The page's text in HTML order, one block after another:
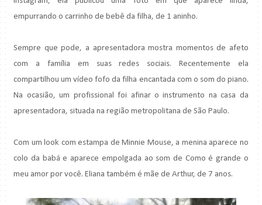
empurrando o carrinho de bebê da filha, de 1 aninho.
Sempre que pode, a apresentadora mostra momentos de afeto
com a família em suas redes sociais. Recentemente ela
compartilhou um vídeo fofo da filha encantada com o som do piano.
Na ocasião, um profissional foi afinar o instrumento na casa da
apresentadora, situada na região metropolitana de São Paulo.
Com um look com estampa de Minnie Mouse, a menina aparece no
colo da babá e aparece empolgada ao som de Como é grande o
meu amor por você. Eliana também é mãe de Arthur, de 7 anos.